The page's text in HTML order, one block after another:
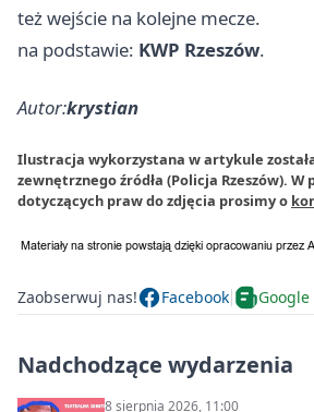
też wejście na kolejne mecze.
na podstawie: KWP Rzeszów.
Autor:krystian
Ilustracja wykorzystana w artykule
zewnętrznego źródła (Policja Rzeszów).
dotyczących praw do zdjęcia prosimy o
Zaobserwuj nas! Facebook Google
Nadchodzące wydarzenia
8 sierpnia 2026, 11:00